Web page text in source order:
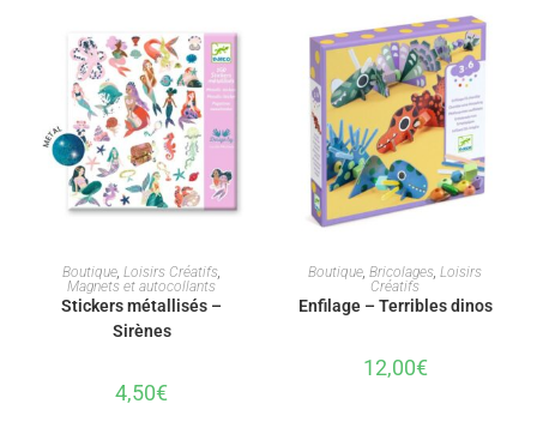
AJOUTER AU PANIER
Boutique,Loisirs Créatifs,
Magnets et autocollants
Stickers métallisés –
Sirènes
4,50€
AJOUTER AU PANIER
Boutique,Bricolages,Loisirs
Créatifs
Enfilage – Terribles dinos
12,00€